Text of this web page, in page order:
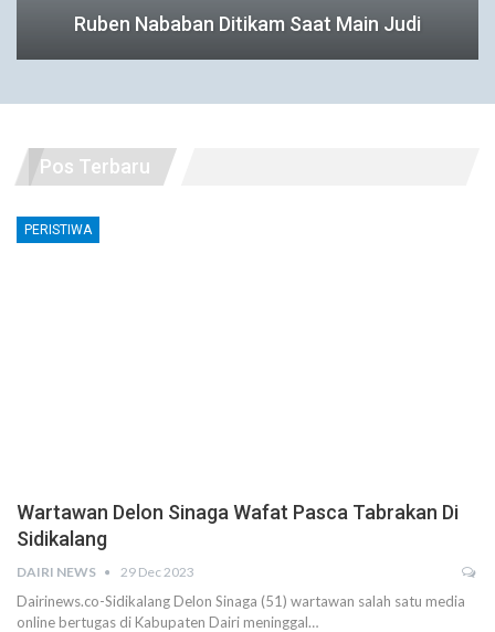
Ruben Nababan Ditikam Saat Main Judi
Pos Terbaru
PERISTIWA
Wartawan Delon Sinaga Wafat Pasca Tabrakan Di
Sidikalang
DAIRI NEWS 29 Dec 2023
Dairinews.co-Sidikalang Delon Sinaga (51) wartawan salah satu media
online bertugas di Kabupaten Dairi meninggal…